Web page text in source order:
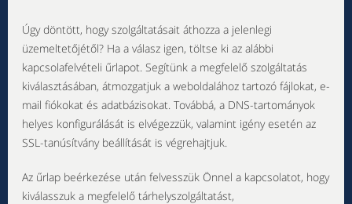
Úgy döntött, hogy szolgáltatásait áthozza a jelenlegi
üzemeltetőjétől? Ha a válasz igen, töltse ki az alábbi
kapcsolafelvételi űrlapot. Segítünk a megfelelő szolgáltatás
kiválasztásában, átmozgatjuk a weboldalához tartozó fájlokat, e-
mail fiókokat és adatbázisokat. Továbbá, a DNS-tartományok
helyes konfigurálását is elvégezzük, valamint igény esetén az
SSL-tanúsítvány beállítását is végrehajtjuk.
Az űrlap beérkezése után felvesszük Önnel a kapcsolatot, hogy
kiválasszuk a megfelelő tárhelyszolgáltatást,